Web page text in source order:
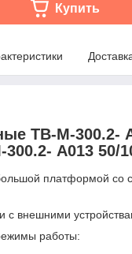
Купить
TB-М-300.2-
300.2- А013 50/
платформой со
с внешними
работы: